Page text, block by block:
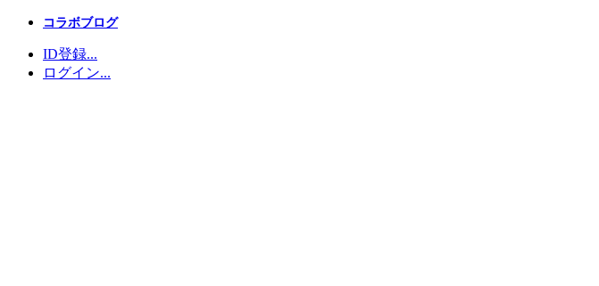
コラボブログ
ID登録...
ログイン...